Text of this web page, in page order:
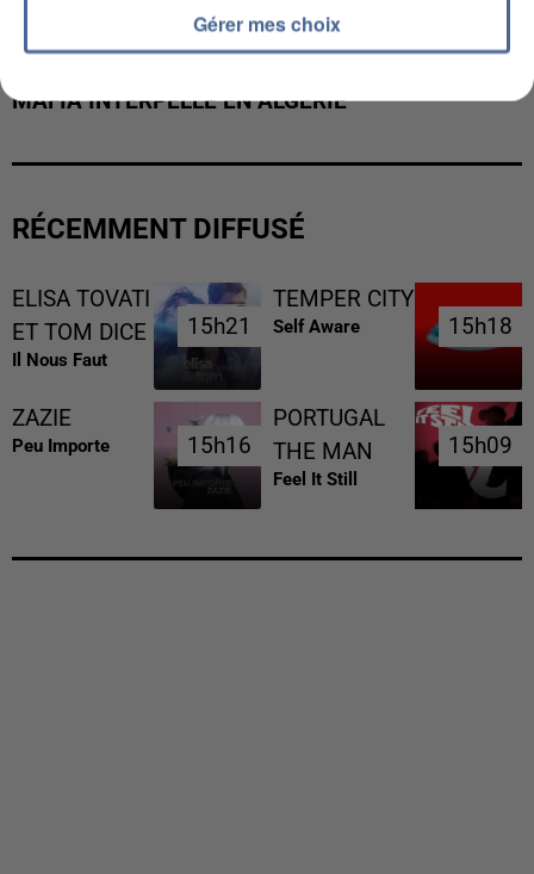
MAFIA INTERPELLÉ EN ALGÉRIE
RÉCEMMENT DIFFUSÉ
ELISA TOVATI
ET TOM DICE
Il Nous Faut
15h21
15h21
TEMPER CITY
Self Aware 15h18
15h18
ZAZIE
Peu Importe 15h16
15h16
PORTUGAL
THE MAN
Feel It Still
15h09
15h09
Gérer mes choix